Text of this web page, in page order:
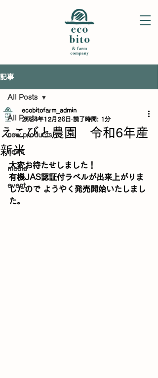
記事
All Posts
new products
news
media
event
All Posts
えこびと農園 令和6年産
新米
ecobitofarm_admin
2024年12月26日 読了時間: 1分
大変お待たせしました！
有機JAS認証付ラベルが出来上がりま
したので ようやく発売開始いたしまし
た。